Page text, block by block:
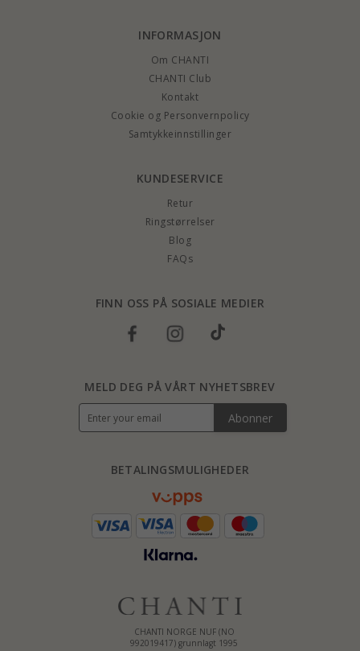
INFORMASJON
Om CHANTI
CHANTI Club
Kontakt
Cookie og Personvernpolicy
Samtykkeinnstillinger
KUNDESERVICE
Retur
Ringstørrelser
Blog
FAQs
FINN OSS PÅ SOSIALE MEDIER
CHANTI NORGE NUF (NO
992019417) grunnlagt 1995
BETALINGSMULIGHEDER
MELD DEG PÅ VÅRT NYHETSBREV
Abonner